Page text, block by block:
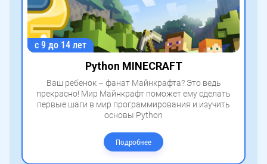
с 9 до 14 лет
Python MINECRAFT
Ваш ребенок – фанат Майнкрафта? Это ведь
прекрасно! Мир Майнкрафт поможет ему сделать
первые шаги в мир программирования и изучить
основы Python
Подробнее